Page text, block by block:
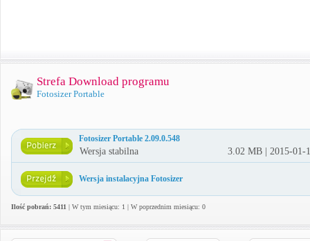
Strefa Download programu
Fotosizer Portable
Fotosizer Portable 2.09.0.548
Wersja stabilna 3.02 MB | 2015-01-
Wersja instalacyjna Fotosizer
Ilość pobrań: 5411 | W tym miesiącu: 1 | W poprzednim miesiącu: 0